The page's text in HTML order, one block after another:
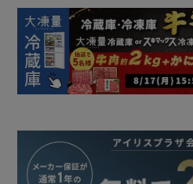
食材に合わせた収納ができます！